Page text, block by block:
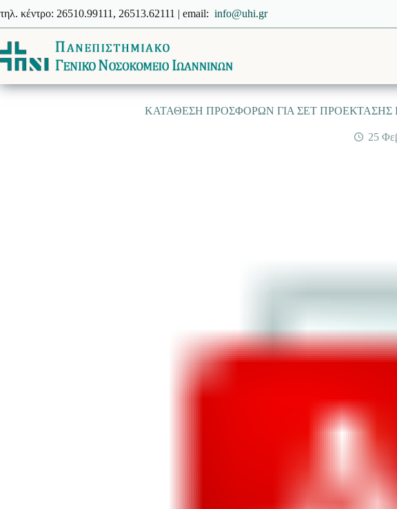
στο
περιεχόμενο
τηλ. κέντρο: 26510.99111, 26513.62111 | email: info@uhi.gr
ΚΑΤΑΘΕΣΗ ΠΡΟΣΦΟΡΩΝ ΓΙΑ ΣΕΤ ΠΡΟΕΚΤΑΣΗΣ
25